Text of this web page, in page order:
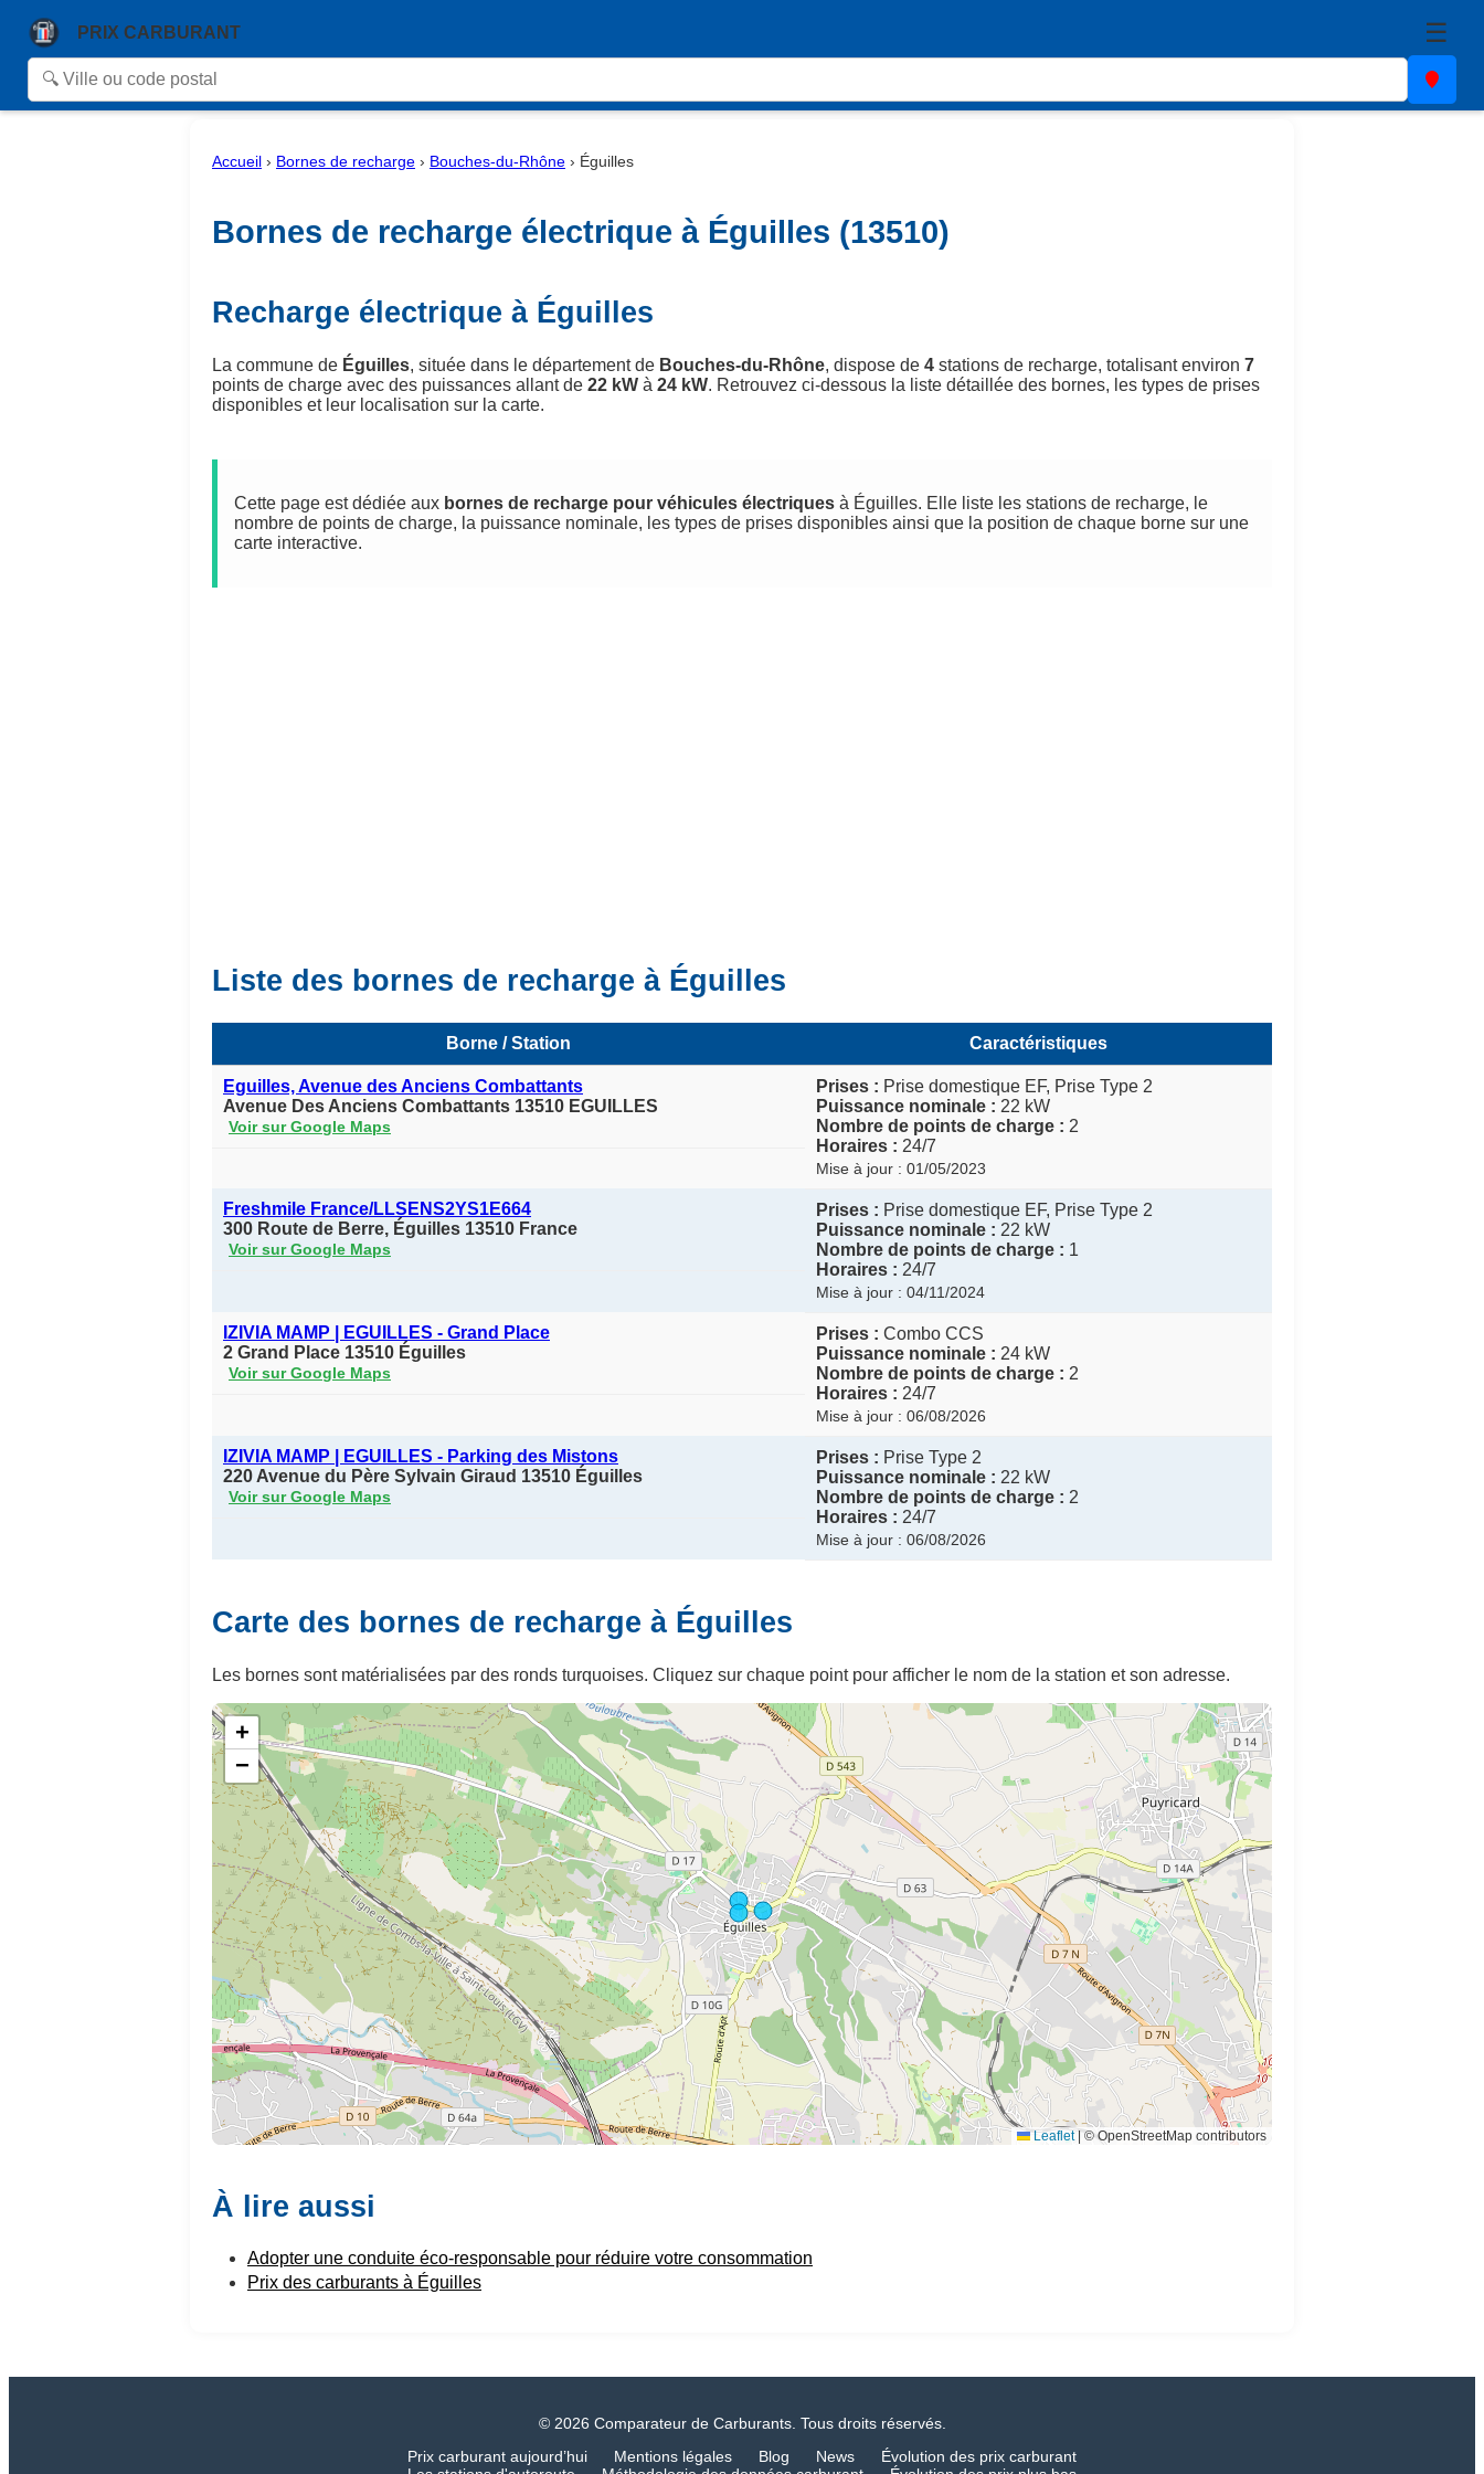
PRIX CARBURANT ☰
Accueil › Bornes de recharge › Bouches-du-Rhône › Éguilles
Bornes de recharge électrique à Éguilles (13510)
Recharge électrique à Éguilles
La commune de Éguilles, située dans le département de Bouches-du-Rhône, dispose de 4 stations de recharge, totalisant environ 7
points de charge avec des puissances allant de 22 kW à 24 kW. Retrouvez ci-dessous la liste détaillée des bornes, les types de prises
disponibles et leur localisation sur la carte.
Cette page est dédiée aux bornes de recharge pour véhicules électriques à Éguilles. Elle liste les stations de recharge, le
nombre de points de charge, la puissance nominale, les types de prises disponibles ainsi que la position de chaque borne sur une
carte interactive.
Liste des bornes de recharge à Éguilles
Borne / Station Caractéristiques
Eguilles, Avenue des Anciens Combattants
Avenue Des Anciens Combattants 13510 EGUILLES
Voir sur Google Maps
Prises : Prise domestique EF, Prise Type 2
Puissance nominale : 22 kW
Nombre de points de charge : 2
Horaires : 24/7
Mise à jour : 01/05/2023
Freshmile France/LLSENS2YS1E664
300 Route de Berre, Éguilles 13510 France
Voir sur Google Maps
Prises : Prise domestique EF, Prise Type 2
Puissance nominale : 22 kW
Nombre de points de charge : 1
Horaires : 24/7
Mise à jour : 04/11/2024
IZIVIA MAMP | EGUILLES - Grand Place
2 Grand Place 13510 Éguilles
Voir sur Google Maps
Prises : Combo CCS
Puissance nominale : 24 kW
Nombre de points de charge : 2
Horaires : 24/7
Mise à jour : 06/08/2026
IZIVIA MAMP | EGUILLES - Parking des Mistons
220 Avenue du Père Sylvain Giraud 13510 Éguilles
Voir sur Google Maps
Prises : Prise Type 2
Puissance nominale : 22 kW
Nombre de points de charge : 2
Horaires : 24/7
Mise à jour : 06/08/2026
Carte des bornes de recharge à Éguilles
Les bornes sont matérialisées par des ronds turquoises. Cliquez sur chaque point pour afficher le nom de la station et son adresse.
+
−
Leaflet |© OpenStreetMap contributors
À lire aussi
Adopter une conduite éco-responsable pour réduire votre consommation
Prix des carburants à Éguilles
© 2026 Comparateur de Carburants. Tous droits réservés.
Prix carburant aujourd’hui
Mentions légales Blog News
Évolution des prix carburant